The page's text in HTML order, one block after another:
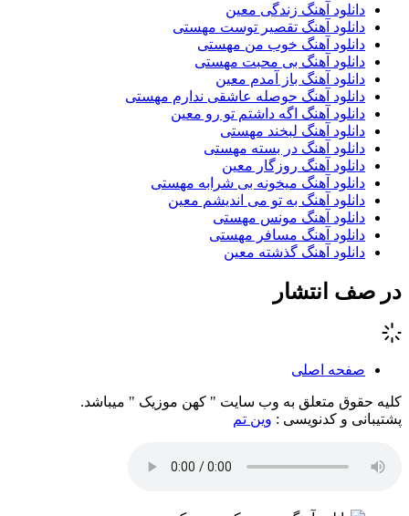
دانلود آهنگ زندگی معین
دانلود آهنگ تقصیر توست مهستی
دانلود آهنگ خوب من مهستی
دانلود آهنگ بی محبت مهستی
دانلود آهنگ باز آمدم معین
دانلود آهنگ حوصله عاشقی ندارم مهستی
دانلود آهنگ اگه داشتم تو رو معین
دانلود آهنگ لبخند مهستی
دانلود آهنگ در بسته مهستی
دانلود آهنگ روزگار معین
دانلود آهنگ میخونه بی شرابه مهستی
دانلود آهنگ به تو می اندیشم معین
دانلود آهنگ مونس مهستی
دانلود آهنگ مسافر مهستی
دانلود آهنگ گذشته معین
در صف انتشار
صفحه اصلی
کلیه حقوق متعلق به وب سایت " کهن موزیک " میباشد.
پشتیبانی و کدنویسی : وین تم